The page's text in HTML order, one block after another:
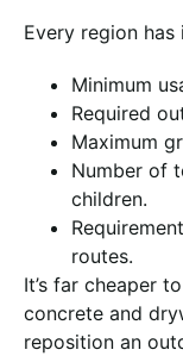
Every region
Minimum
Required
Maximum
Number of
children.
routes.
It’s far cheaper
concrete and
reposition an